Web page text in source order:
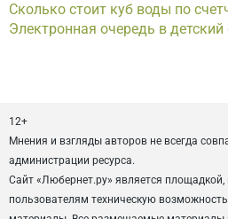
Сколько стоит куб воды по
Электронная очередь в
12+
Мнения и взгляды авторов не всегда
администрации ресурса.
Сайт «Любернет.ру» является
пользователям техническую